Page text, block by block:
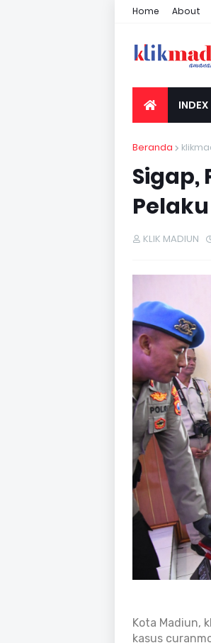
Home About
INDEX
Beranda
Sigap,
KLIK MADIUN
Kota Madiun,
kasus